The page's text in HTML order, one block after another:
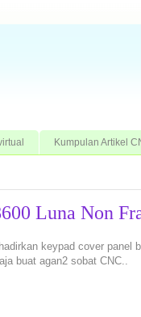
Kumpulan Artikel
Luna Non
keypad cover panel
aja buat agan2 sobat CNC..